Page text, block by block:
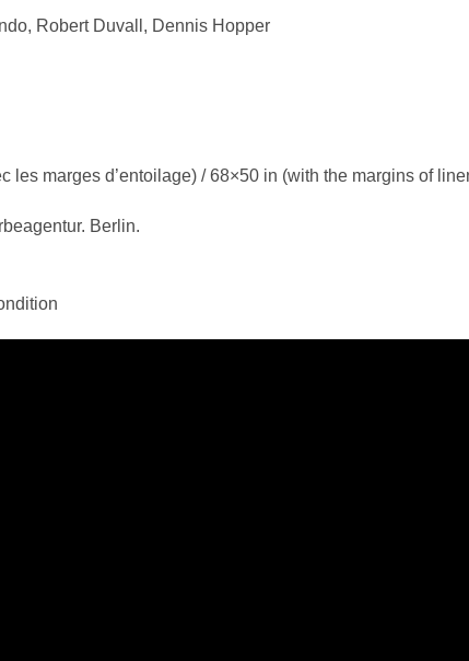
Robert Duvall, Dennis Hopper
les marges d’entoilage) / 68×50 in (with the margins of
Berlin.